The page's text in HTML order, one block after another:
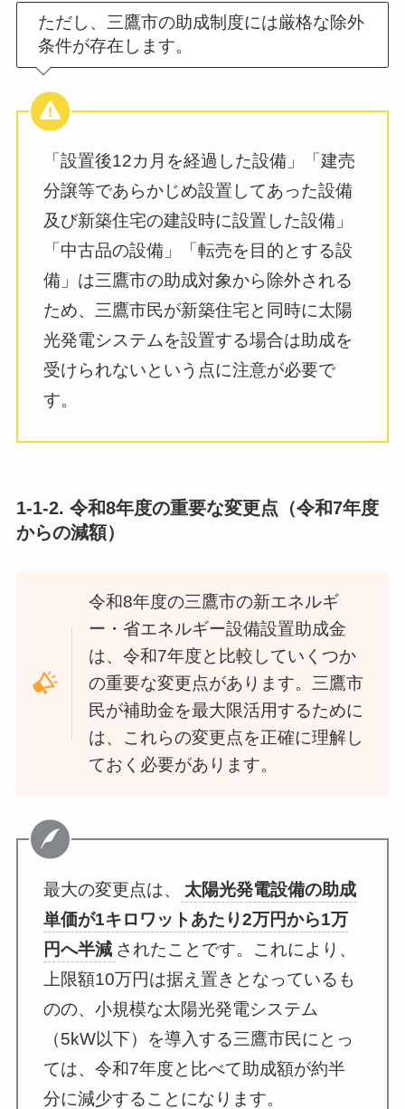
ただし、三鷹市の助成制度には厳格な除外
条件が存在します。
「設置後12カ月を経過した設備」「建売
分譲等であらかじめ設置してあった設備
及び新築住宅の建設時に設置した設備」
「中古品の設備」「転売を目的とする設
備」は三鷹市の助成対象から除外される
ため、三鷹市民が新築住宅と同時に太陽
光発電システムを設置する場合は助成を
受けられないという点に注意が必要で
す。
1-1-2. 令和8年度の重要な変更点（令和7年度
からの減額）
令和8年度の三鷹市の新エネルギ
ー・省エネルギー設備設置助成金
は、令和7年度と比較していくつか
の重要な変更点があります。三鷹市
民が補助金を最大限活用するために
は、これらの変更点を正確に理解し
ておく必要があります。
最大の変更点は、
太陽光発電設備の助成
単価が1キロワットあたり2万円から1万
円へ半減 されたことです。これにより、
上限額10万円は据え置きとなっているも
のの、小規模な太陽光発電システム
（5kW以下）を導入する三鷹市民にとっ
ては、令和7年度と比べて助成額が約半
分に減少することになります。